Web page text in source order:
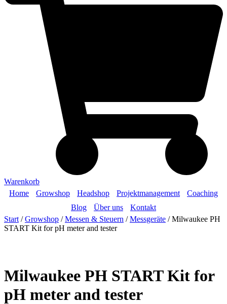
Warenkorb
Home
Growshop Headshop Projektmanagement
Coaching
Blog
Über uns
Kontakt
Start /Growshop /Messen & Steuern /Messgeräte / Milwaukee PH
START Kit for pH meter and tester
Milwaukee PH START Kit for
pH meter and tester